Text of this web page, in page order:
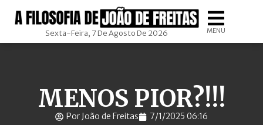
Sexta-Feira, 7 De Agosto De 2026 MENU
MENOS PIOR?!!!
Por João de Freitas 7/1/2025 06:16